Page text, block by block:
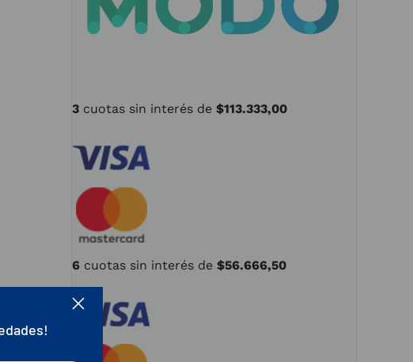
3 cuotas sin interés de $113.333,00
6 cuotas sin interés de $56.666,50